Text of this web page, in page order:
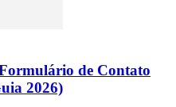
de Contato
2026)